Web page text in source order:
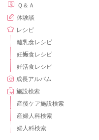
Ｑ＆Ａ
体験談
レシピ
離乳食レシピ
妊娠食レシピ
妊活食レシピ
成長アルバム
施設検索
産後ケア施設検索
産婦人科検索
婦人科検索